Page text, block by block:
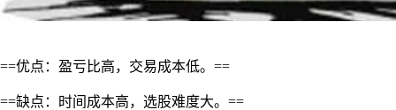
==优点：盈亏比高，交易成本低。==
==缺点：时间成本高，选股难度大。==